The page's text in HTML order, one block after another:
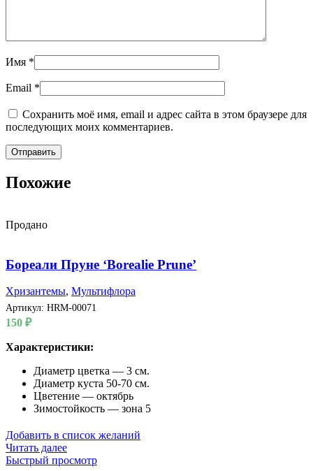
Имя *
Email *
Сохранить моё имя, email и адрес сайта в этом браузере для
последующих моих комментариев.
Похожие
Продано
Бореали Пруне ‘Borealie Prune’
Хризантемы, Мультифлора
Артикул: HRM-00071
150 ₽
Характеристики:
Диаметр цветка — 3 см.
Диаметр куста 50-70 см.
Цветение — октябрь
Зимостойкость — зона 5
Добавить в список желаний
Читать далее
Быстрый просмотр